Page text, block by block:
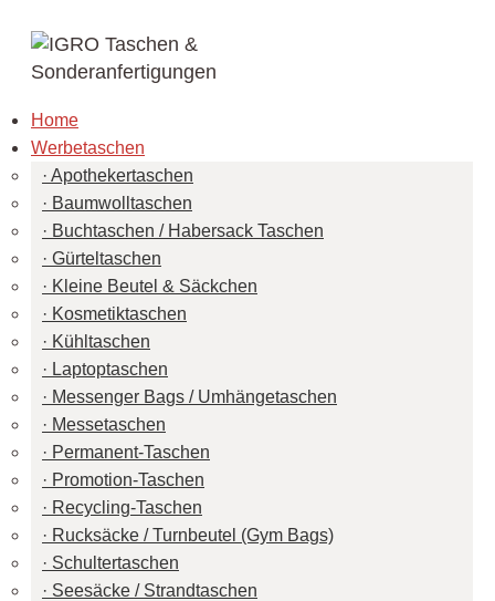
Home
Werbetaschen
Apothekertaschen
Baumwolltaschen
Buchtaschen / Habersack Taschen
Gürteltaschen
Kleine Beutel & Säckchen
Kosmetiktaschen
Kühltaschen
Laptoptaschen
Messenger Bags / Umhängetaschen
Messetaschen
Permanent-Taschen
Promotion-Taschen
Recycling-Taschen
Rucksäcke / Turnbeutel (Gym Bags)
Schultertaschen
Seesäcke / Strandtaschen